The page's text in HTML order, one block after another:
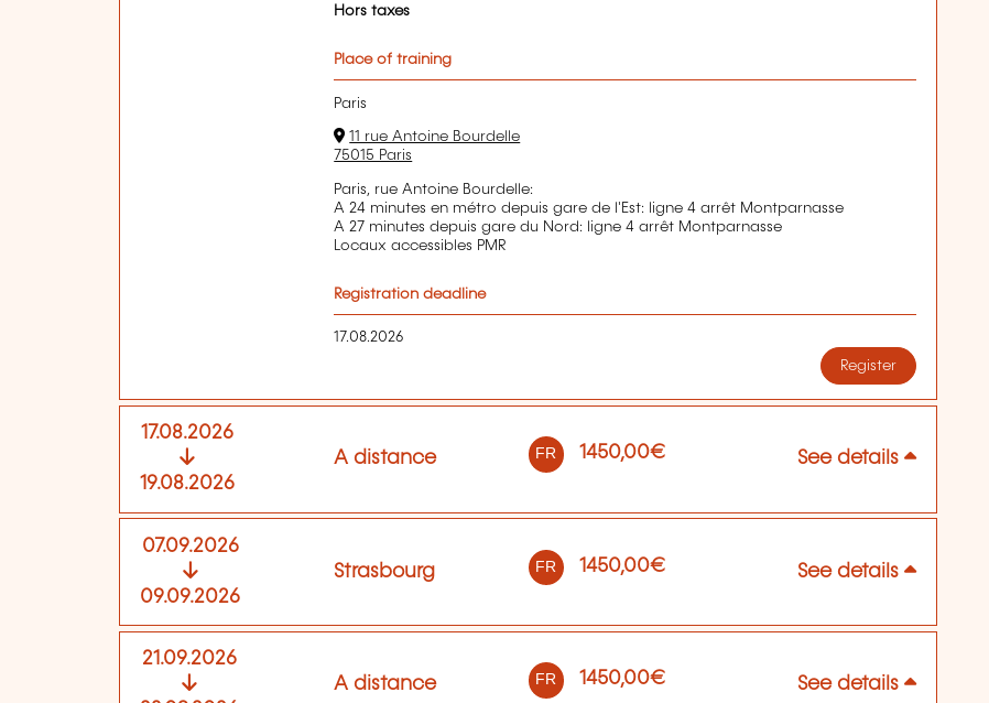
Hors taxes
Place of training
Paris
11 rue Antoine Bourdelle
75015 Paris
Paris, rue Antoine Bourdelle:
A 24 minutes en métro depuis gare de l'Est: ligne 4 arrêt Montparnasse
A 27 minutes depuis gare du Nord: ligne 4 arrêt Montparnasse
Locaux accessibles PMR
Registration deadline
17.08.2026
Register
17.08.2026
19.08.2026
A distance FR 1450,00€ See details
07.09.2026
09.09.2026
Strasbourg FR 1450,00€ See details
21.09.2026
A distance FR 1450,00€ See details